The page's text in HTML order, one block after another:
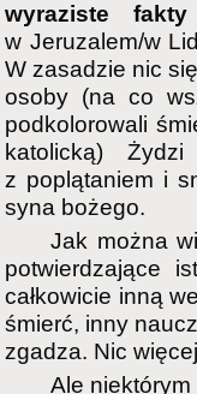
wyraziste fakty
w Jeruzalem/w
W zasadzie nic
osoby (na co
podkolorowali
katolicką)
z poplątaniem i
syna bożego.
Jak można
potwierdzające
całkowicie inną
śmierć, inny
zgadza. Nic
Ale